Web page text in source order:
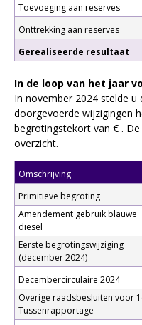
Toevoeging aan reserves
Onttrekking aan reserves
Gerealiseerde resultaat
In de loop van het jaar
In november 2024 stelde u
doorgevoerde wijzigingen
begrotingstekort van € .
overzicht.
Omschrijving
Primitieve begroting
Amendement gebruik blauwe
diesel
Eerste begrotingswijziging
(december 2024)
Decembercirculaire 2024
Overige raadsbesluiten voor
Tussenrapportage